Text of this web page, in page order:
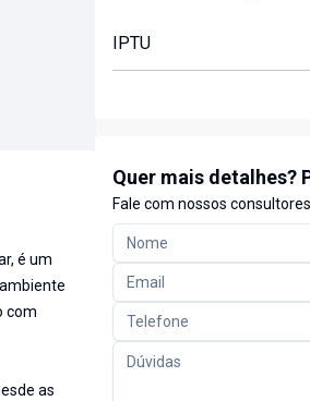
é um
com
as
IPTU
Quer mais detalhes?
Fale com nossos consultores